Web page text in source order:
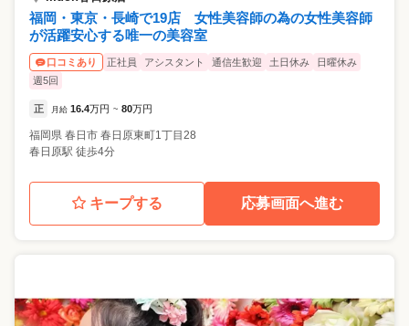
福岡・東京・長崎で19店 女性美容師の為の女性美容師
が活躍安心する唯一の美容室
口コミあり 正社員 アシスタント 通信生歓迎 土日休み
日曜休み
週5回
正 月給 16.4万円 ~ 80万円
福岡県 春日市 春日原東町1丁目28
春日原駅 徒歩4分
キープする 応募画面へ進む